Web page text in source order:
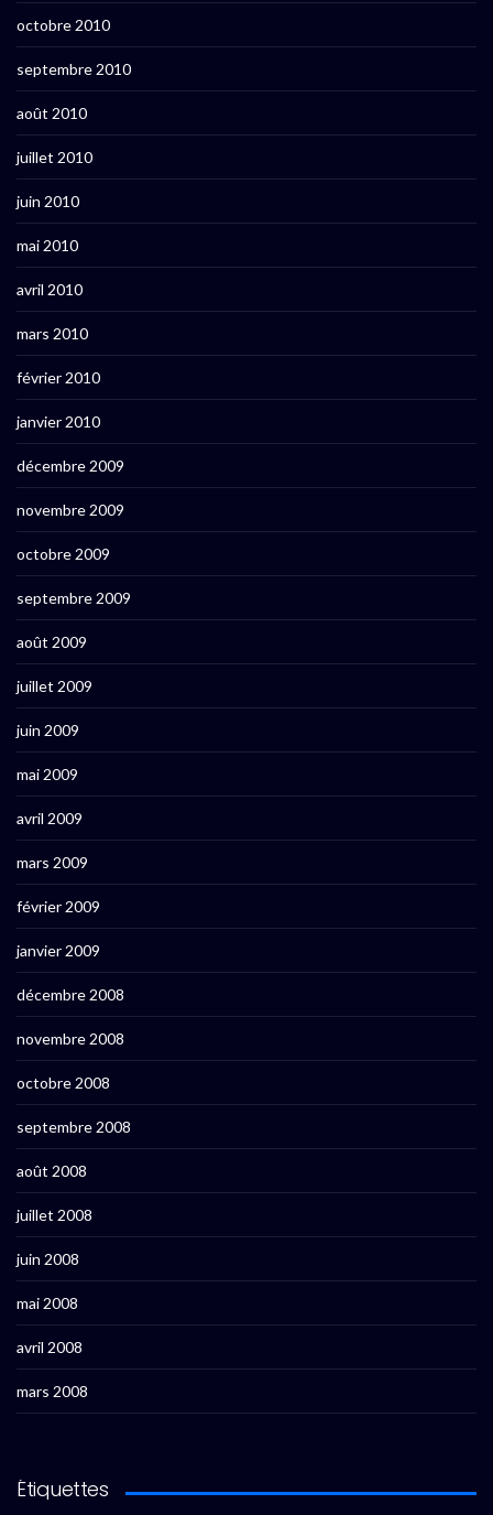
octobre 2010
septembre 2010
août 2010
juillet 2010
juin 2010
mai 2010
avril 2010
mars 2010
février 2010
janvier 2010
décembre 2009
novembre 2009
octobre 2009
septembre 2009
août 2009
juillet 2009
juin 2009
mai 2009
avril 2009
mars 2009
février 2009
janvier 2009
décembre 2008
novembre 2008
octobre 2008
septembre 2008
août 2008
juillet 2008
juin 2008
mai 2008
avril 2008
mars 2008
Étiquettes